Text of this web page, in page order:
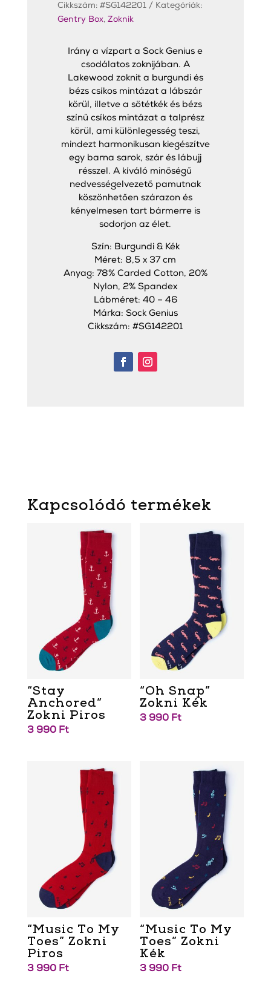
Cikkszám: #SG142201
Kategóriák:
Gentry Box, Zoknik
Irány a vízpart a Sock Genius e
csodálatos zoknijában. A
Lakewood zoknit a burgundi és
bézs csíkos mintázat a lábszár
körül, illetve a sötétkék és bézs
színű csíkos mintázat a talprész
körül, ami különlegesség teszi,
mindezt harmonikusan kiegészítve
egy barna sarok, szár és lábujj
résszel. A kíváló minőségű
nedvességelvezető pamutnak
köszönhetően szárazon és
kényelmesen tart bármerre is
sodorjon az élet.
Szín: Burgundi & Kék
Méret: 8,5 x 37 cm
Anyag: 78% Carded Cotton, 20%
Nylon, 2% Spandex
Lábméret: 40 – 46
Márka: Sock Genius
Cikkszám: #SG142201
Kapcsolódó termékek
“Stay
Anchored”
Zokni Piros
3 990 Ft
“Oh Snap”
Zokni Kék
3 990 Ft
“Music To My
Toes” Zokni
Piros
3 990 Ft
“Music To My
Toes” Zokni
Kék
3 990 Ft